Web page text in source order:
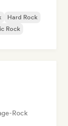
Hard Rock
Rock
Rock